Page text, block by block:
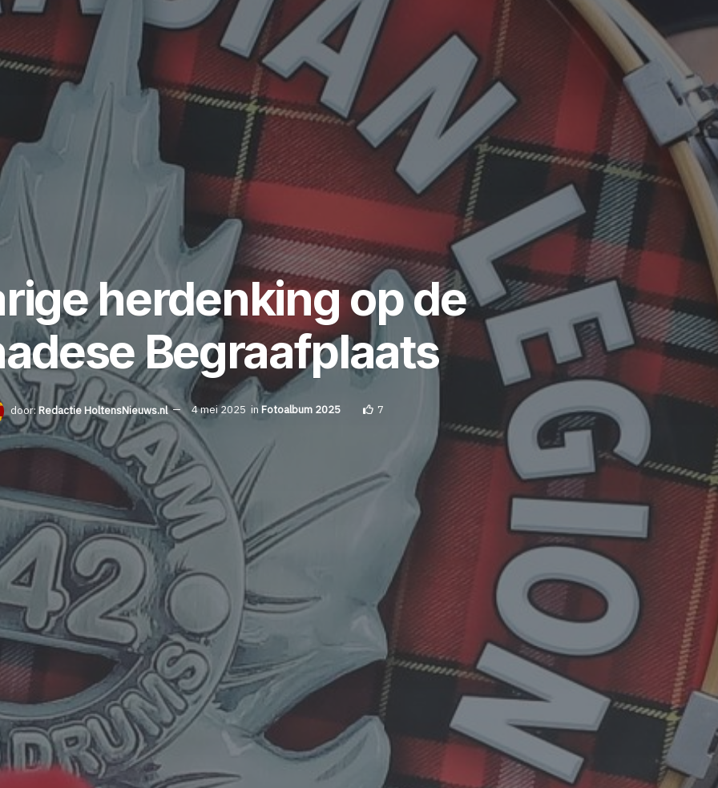
herdenking op de
Begraafplaats
door: Redactie HoltensNieuws.nl 4 mei 2025 in Fotoalbum 2025 7